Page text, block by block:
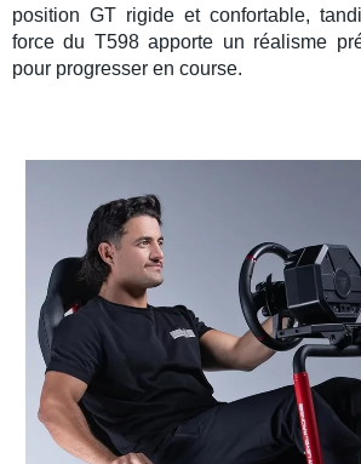
position GT rigide et confortable,
force du T598apporte un réalisme
pour progresser en course.